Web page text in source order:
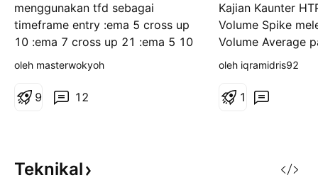
menggunakan tfd sebagai
timeframe entry :ema 5 cross up
10 :ema 7 cross up 21 :ema 5 10
dan mid bb tertib exit :ema 5
down 21 :ema 5 10 dan mid bb
oleh masterwokyoh
12
9
Kajian Kaunter
Volume Spike
Volume Average
dagangan
mampu untuk
a
g
oleh iqramidris92
1
Teknikal